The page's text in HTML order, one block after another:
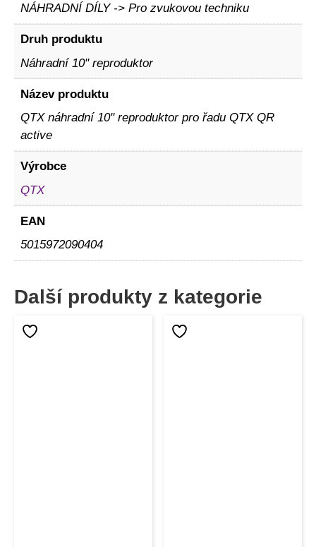
NÁHRADNÍ DÍLY -> Pro zvukovou techniku
Druh produktu
Náhradní 10" reproduktor
Název produktu
QTX náhradní 10" reproduktor pro řadu QTX QR
active
Výrobce
QTX
EAN
5015972090404
Další produkty z kategorie